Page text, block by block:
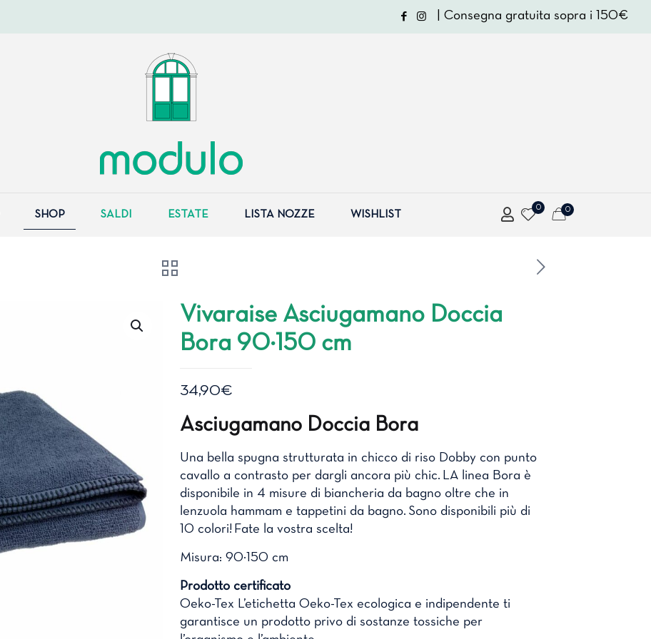
| Consegna gratuita sopra i 150€
SHOP SALDI ESTATE LISTA NOZZE WISHLIST
0 0
Vivaraise Asciugamano Doccia
Bora 90×150 cm
34,90€
Asciugamano Doccia Bora
Una bella spugna strutturata in chicco di riso Dobby con punto
cavallo a contrasto per dargli ancora più chic. LA linea Bora è
disponibile in 4 misure di biancheria da bagno oltre che in
lenzuola hammam e tappetini da bagno. Sono disponibili più di
10 colori! Fate la vostra scelta!
Misura: 90×150 cm
Prodotto certificato
Oeko-Tex L’etichetta Oeko-Tex ecologica e indipendente ti
garantisce un prodotto privo di sostanze tossiche per